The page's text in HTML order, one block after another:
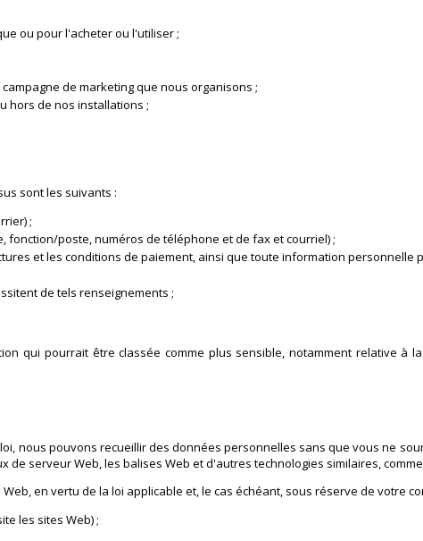
ou pour l'acheter ou l'utiliser ;
de marketing que nous organisons ;
hors de nos installations ;
sont les suivants :
;
poste, numéros de téléphone et de fax et courriel) ;
et les conditions de paiement, ainsi que toute information personnelle
de tels renseignements ;
pourrait être classée comme plus sensible, notamment relative à la
nous pouvons recueillir des données personnelles sans que vous ne
serveur Web, les balises Web et d'autres technologies similaires,
en vertu de la loi applicable et, le cas échéant, sous réserve de votre
les sites Web) ;